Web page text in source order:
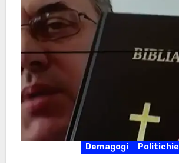
Demagogi Politichie